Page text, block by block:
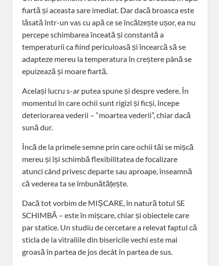
fiartă și aceasta sare imediat. Dar dacă broasca este
lăsată într-un vas cu apă ce se încălzește ușor, ea nu
percepe schimbarea înceată și constantă a
temperaturii ca fiind periculoasă și încearcă să se
adapteze mereu la temperatura în creștere până se
epuizează și moare fiartă.
Același lucru s-ar putea spune și despre vedere. În
momentul în care ochii sunt rigizi și ficși, începe
deteriorarea vederii – “moartea vederii”, chiar dacă
sună dur.
Încă de la primele semne prin care ochii tăi se mișcă
mereu și își schimbă flexibilitatea de focalizare
atunci când privesc departe sau aproape, înseamnă
că vederea ta se îmbunătățește.
Dacă tot vorbim de MIȘCARE, în natură totul SE
SCHIMBĂ – este în mișcare, chiar și obiectele care
par statice. Un studiu de cercetare a relevat faptul că
sticla de la vitraliile din bisericile vechi este mai
groasă în partea de jos decât în partea de sus.